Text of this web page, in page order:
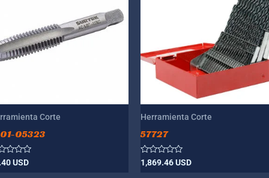
Corte
05323
USD
Herramienta Corte
57727
Valorado
con
1,869.46USD